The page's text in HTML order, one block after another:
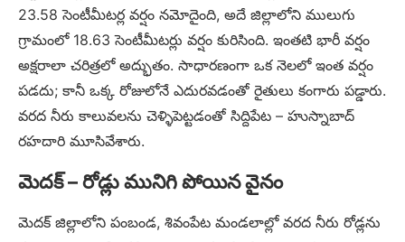
23.58 సెంటీమీటర్ల వర్షం నమోదైంది, అదే జిల్లాలోని ములుగు
గ్రామంలో 18.63 సెంటీమీటర్లు వర్షం కురిసింది. ఇంతటి భారీ వర్షం
అక్షరాలా చరిత్రలో అద్భుతం. సాధారణంగా ఒక నెలలో ఇంత వర్షం
పడదు; కానీ ఒక్క రోజులోనే ఎదురవడంతో రైతులు కంగారు పడ్డారు.
వరద నీరు కాలువలను చెళ్ళిపెట్టడంతో సిద్దిపేట – హుస్నాబాద్
రహదారి మూసివేశారు.
మెదక్ – రోడ్లు మునిగి పోయిన వైనం
మెదక్ జిల్లాలోని పంబండ, శివంపేట మండలాల్లో వరద నీరు రోడ్లను